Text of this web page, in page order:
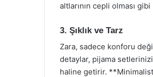
altlarının cepli olması
3. Şıklık ve Tarz
Zara, sadece konforu
detaylar, pijama
haline getirir.